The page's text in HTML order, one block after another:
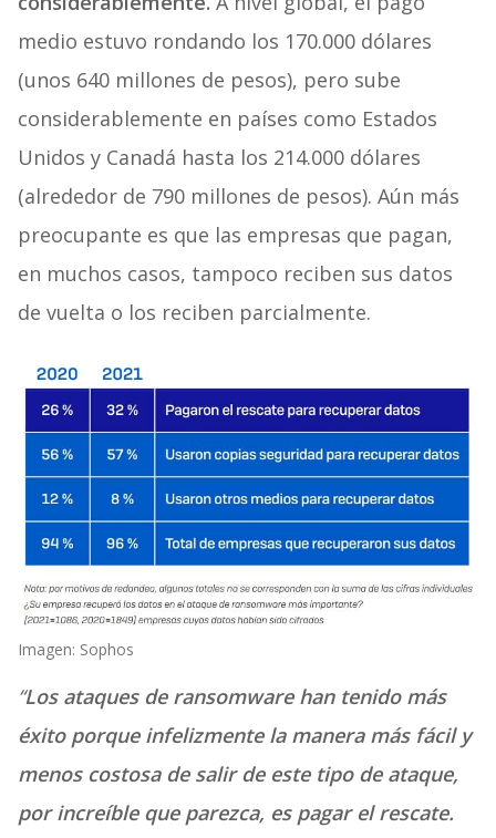
medio estuvo rondando los 170.000 dólares
(unos 640 millones de pesos), pero sube
considerablemente en países como Estados
Unidos y Canadá hasta los 214.000 dólares
(alrededor de 790 millones de pesos). Aún más
preocupante es que las empresas que pagan,
en muchos casos, tampoco reciben sus datos
de vuelta o los reciben parcialmente.
Imagen: Sophos
“Los ataques de ransomware han tenido más
éxito porque infelizmente la manera más fácil y
menos costosa de salir de este tipo de ataque,
por increíble que parezca, es pagar el rescate.